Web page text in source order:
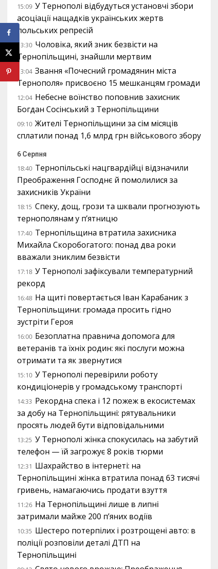
15:09 У Тернополі відбудуться установчі збори
асоціації нащадків українських жертв
польських репресій
13:30 Чоловіка, який зник безвісти на
Тернопільщині, знайшли мертвим
13:04 Звання «Почесний громадянин міста
Тернополя» присвоєно 15 мешканцям громади
12:04 Небесне воїнство поповнив захисник
Богдан Сосінський з Тернопільщини
09:10 Жителі Тернопільщини за сім місяців
сплатили понад 1,6 млрд грн військового збору
6 Серпня
18:40 Тернопільські нацгвардійці відзначили
Преображення Господнє й помолилися за
захисників України
18:15 Спеку, дощ, грози та шквали прогнозують
тернополянам у п’ятницю
17:40 Тернопільщина втратила захисника
Михайла Скоробогатого: понад два роки
вважали зниклим безвісти
17:18 У Тернополі зафіксували температурний
рекорд
16:48 На щиті повертається Іван Карабаник з
Тернопільщини: громада просить гідно
зустріти Героя
16:00 Безоплатна правнича допомога для
ветеранів та їхніх родин: які послуги можна
отримати та як звернутися
15:10 У Тернополі перевірили роботу
кондиціонерів у громадському транспорті
14:33 Рекордна спека і 12 пожеж в екосистемах
за добу на Тернопільщині: рятувальники
просять людей бути відповідальними
13:25 У Тернополі жінка спокусилась на забутий
телефон — їй загрожує 8 років тюрми
12:31 Шахрайство в інтернеті: на
Тернопільщині жінка втратила понад 63 тисячі
гривень, намагаючись продати взуття
11:26 На Тернопільщині лише в липні
затримали майже 200 п’яних водіїв
10:35 Шестеро потерпілих і розтрощені авто: в
поліції розповіли деталі ДТП на
Тернопільщині